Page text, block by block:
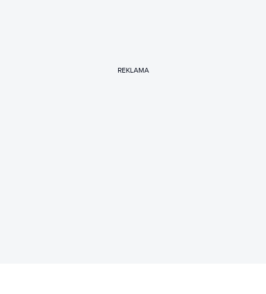
REKLAMA